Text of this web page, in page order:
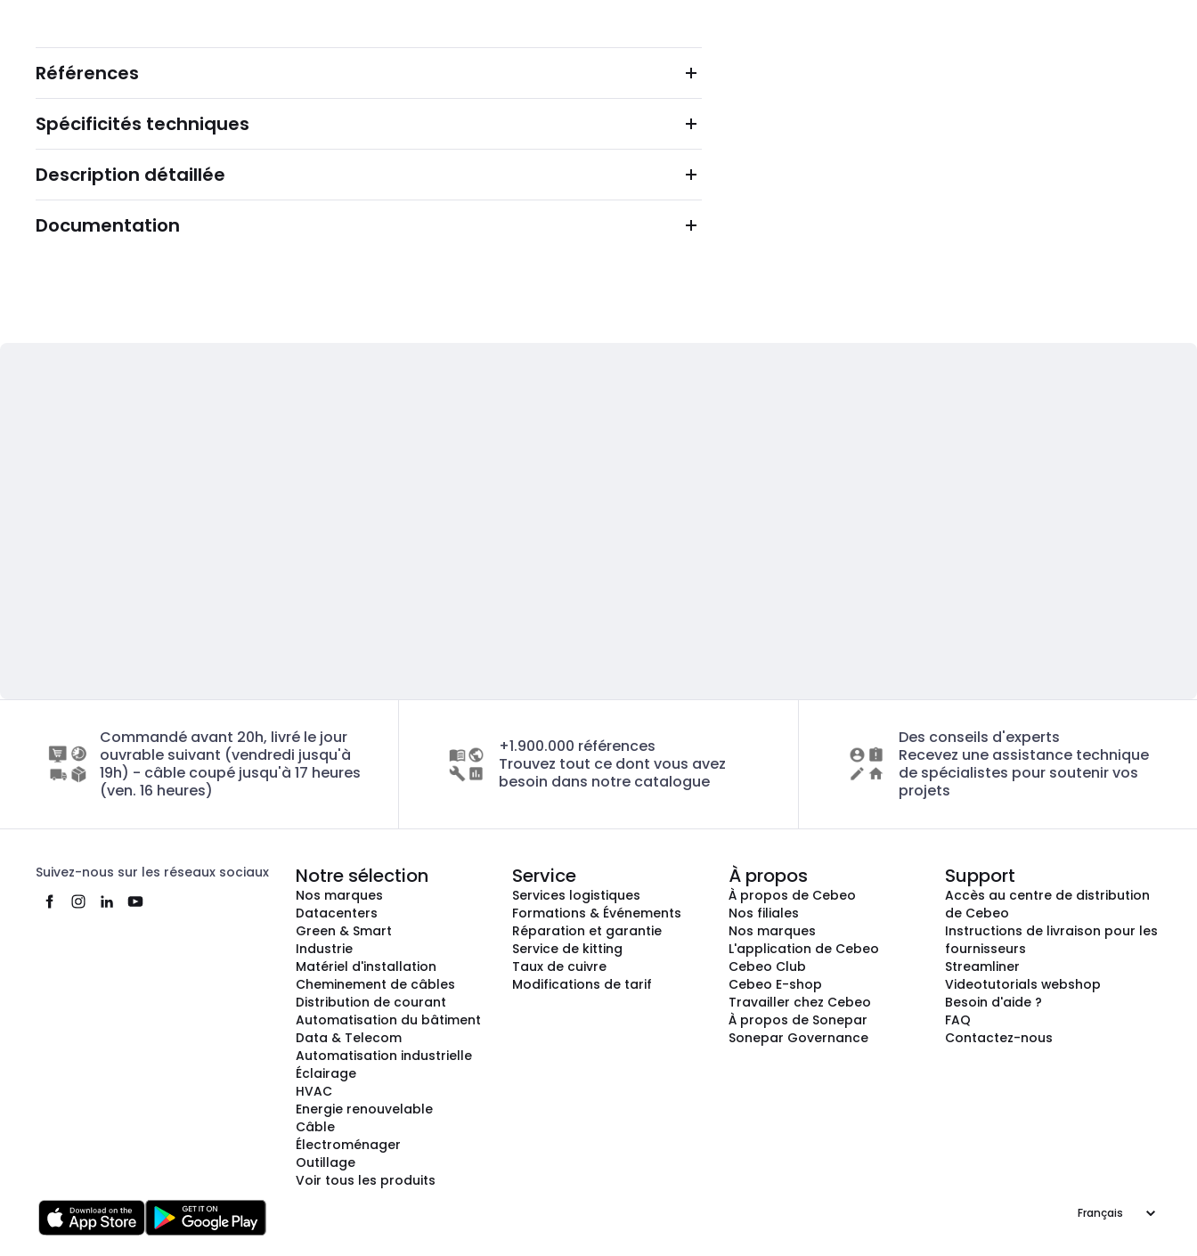
Références
Spécificités techniques
Description détaillée
Documentation
Commandé avant 20h, livré le jour
ouvrable suivant (vendredi jusqu'à
19h) - câble coupé jusqu'à 17 heures
(ven. 16 heures)
+1.900.000 références
Trouvez tout ce dont vous avez
besoin dans notre catalogue
Des conseils d'experts
Recevez une assistance technique
de spécialistes pour soutenir vos
projets
Suivez-nous sur les réseaux sociaux Notre sélection
Nos marques
Datacenters
Green & Smart
Industrie
Matériel d'installation
Cheminement de câbles
Distribution de courant
Automatisation du bâtiment
Data & Telecom
Automatisation industrielle
Éclairage
HVAC
Energie renouvelable
Câble
Électroménager
Outillage
Voir tous les produits
Service
Services logistiques
Formations & Événements
Réparation et garantie
Service de kitting
Taux de cuivre
Modifications de tarif
À propos
À propos de Cebeo
Nos filiales
Nos marques
L'application de Cebeo
Cebeo Club
Cebeo E-shop
Travailler chez Cebeo
À propos de Sonepar
Sonepar Governance
Support
Accès au centre de distribution
de Cebeo
Instructions de livraison pour les
fournisseurs
Streamliner
Videotutorials webshop
Besoin d'aide ?
FAQ
Contactez-nous
Langage